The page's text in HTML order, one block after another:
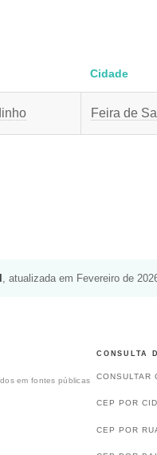
Cidade
Feira de
, atualizada em Fevereiro de
em fontes públicas
CONSULTA
CONSULTAR
CEP POR
CEP POR